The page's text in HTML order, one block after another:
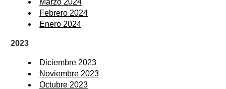
Febrero 2024
Enero 2024
2023
Diciembre 2023
Noviembre 2023
Octubre 2023